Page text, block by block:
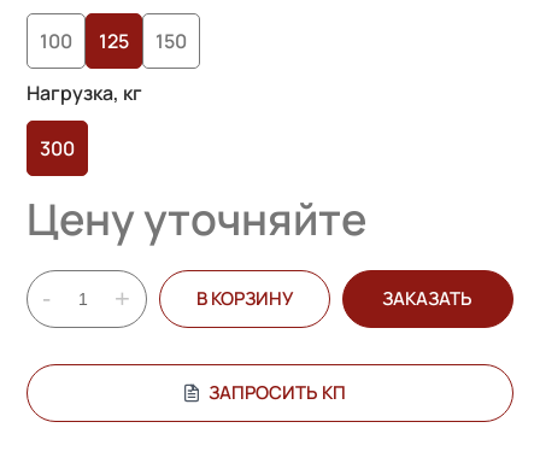
100 125
150
Нагрузка, кг
300
Цену уточняйте
- + В КОРЗИНУ ЗАКАЗАТЬ
ЗАПРОСИТЬ КП